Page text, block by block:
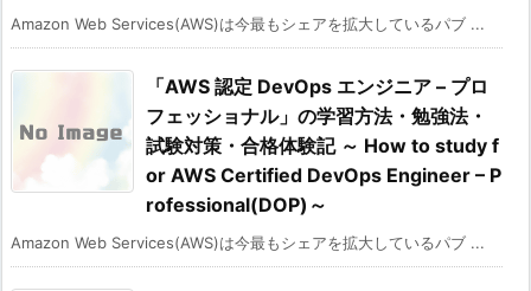
Amazon Web Services(AWS)は今最もシェアを拡大しているパブ ...
「AWS 認定 DevOps エンジニア – プロ
フェッショナル」の学習方法・勉強法・
試験対策・合格体験記 ～ How to study f
or AWS Certified DevOps Engineer – P
rofessional(DOP)～
Amazon Web Services(AWS)は今最もシェアを拡大しているパブ ...